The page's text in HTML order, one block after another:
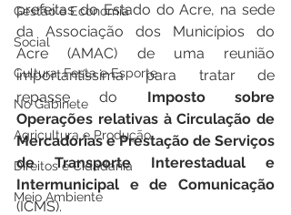
Gestão e Economia
Social
Cultura, Festa e Esporte
No Gabinete
Agricultura e Produção
Direitos e Cidadania
Meio Ambiente
prefeitas do Estado do Acre, na sede
da Associação dos Municípios do
Acre (AMAC) de uma reunião
importantíssima para tratar de
repasse do Imposto sobre
Operações relativas à Circulação de
Mercadorias e Prestação de Serviços
de Transporte Interestadual e
(ICMS).